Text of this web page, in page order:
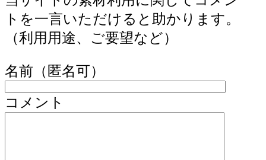
トを一言いただけると助かります。
（利用用途、ご要望など）
名前（匿名可）
コメント